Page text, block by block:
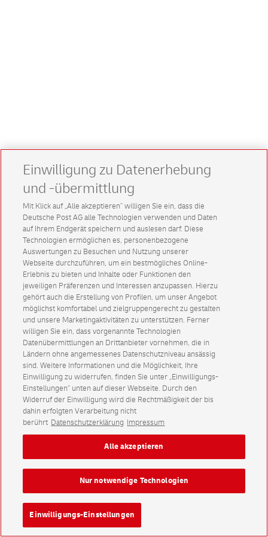
Einwilligung zu Datenerhebung
und -übermittlung
Mit Klick auf „Alle akzeptieren” willigen Sie ein, dass die
Deutsche Post AG alle Technologien verwenden und Daten
auf Ihrem Endgerät speichern und auslesen darf. Diese
Technologien ermöglichen es, personenbezogene
Auswertungen zu Besuchen und Nutzung unserer
Webseite durchzuführen, um ein bestmögliches Online-
Erlebnis zu bieten und Inhalte oder Funktionen den
jeweiligen Präferenzen und Interessen anzupassen. Hierzu
gehört auch die Erstellung von Profilen, um unser Angebot
möglichst komfortabel und zielgruppengerecht zu gestalten
und unsere Marketingaktivitäten zu unterstützen. Ferner
willigen Sie ein, dass vorgenannte Technologien
Datenübermittlungen an Drittanbieter vornehmen, die in
Ländern ohne angemessenes Datenschutzniveau ansässig
sind. Weitere Informationen und die Möglichkeit, Ihre
Einwilligung zu widerrufen, finden Sie unter „Einwilligungs-
Einstellungen“ unten auf dieser Webseite. Durch den
Widerruf der Einwilligung wird die Rechtmäßigkeit der bis
dahin erfolgten Verarbeitung nicht
berührt Datenschutzerklärung Impressum
Einwilligungs-Einstellungen
Nur notwendige Technologien
Alle akzeptieren